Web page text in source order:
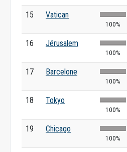
15 Vatican
100%
16 Jérusalem
100%
17 Barcelone
100%
18 Tokyo
100%
19 Chicago
100%